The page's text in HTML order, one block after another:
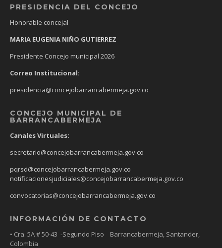
PRESIDENCIA DEL CONCEJO
Honorable concejal
MARIA EUGENIA NIÑO GUTIERREZ
Presidente Concejo municipal 2026
Correo Institucional:
presidencia@concejobarrancabermeja.gov.co
CONCEJO MUNICIPAL DE
BARRANCABERMEJA
Canales Virtuales:
secretario@concejobarrancabermeja.gov.co
pqrsd@concejobarrancabermeja.gov.co
notificacionesjudiciales@concejobarrancabermeja.gov.co
convocatorias@concejobarrancabermeja.gov.co
INFORMACIÓN DE CONTACTO
• Cra. 5A # 50-43 -Segundo Piso Barrancabermeja, Santander,
Colombia